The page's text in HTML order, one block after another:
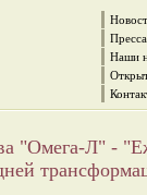
Наши
"Омега-Л" -